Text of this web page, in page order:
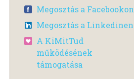
Megosztás a Facebookon
Megosztás a Linkedinen
A KiMitTud
működésének
támogatása